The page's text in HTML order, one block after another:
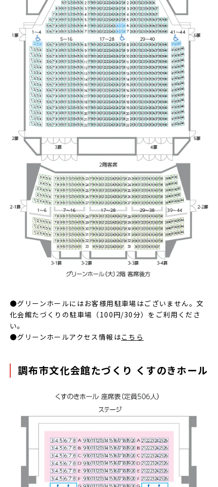
●グリーンホールにはお客様用駐車場はございません。文
化会館たづくりの駐車場（100円/30分）をご利用くださ
い。
●グリーンホールアクセス情報はこちら
調布市文化会館たづくり くすのきホール